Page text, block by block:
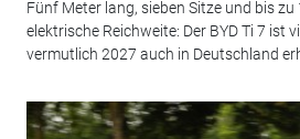
Fünf Meter lang, sieben Sitze und bis
elektrische Reichweite: Der BYD Ti 7 ist
vermutlich 2027 auch in Deutschland